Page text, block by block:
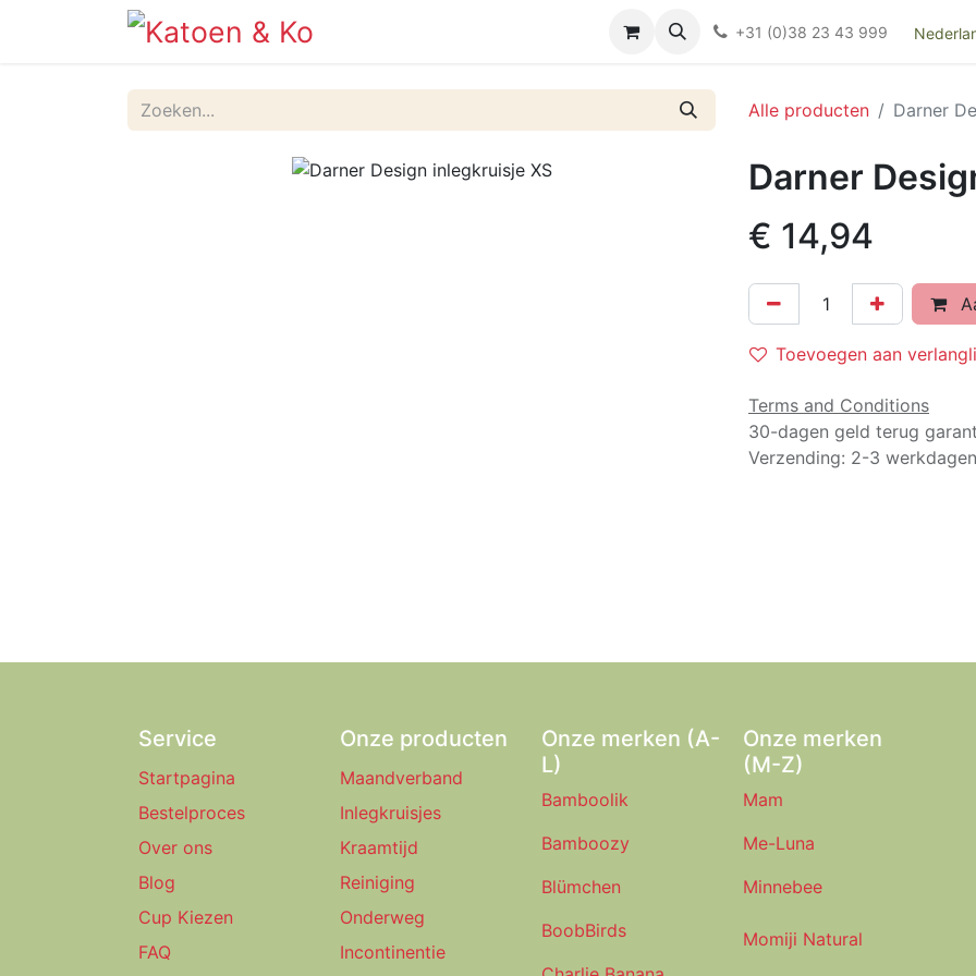
Kieswijzer nacht- en kraamverband
+31 (0)38 23 43 999
Alle producten Darner
Darner
€ 14,94
Toevoegen aan
Terms and Conditions
30-dagen geld terug
Verzending: 2-3 werkdagen
Service
Startpagina
Bestelproces
Over ons
Blog
Cup Kiezen
FAQ
Onze merken (A-
L)
Bamboolik
Bamboozy
Blümchen
BoobBirds
Onze merken
(M-Z)
Mam
Me-Luna
Minnebee
Momiji Natural
Onze producten
Maandverband
Inlegkruisjes
Kraamtijd
Reiniging
Onderweg
Incontinentie